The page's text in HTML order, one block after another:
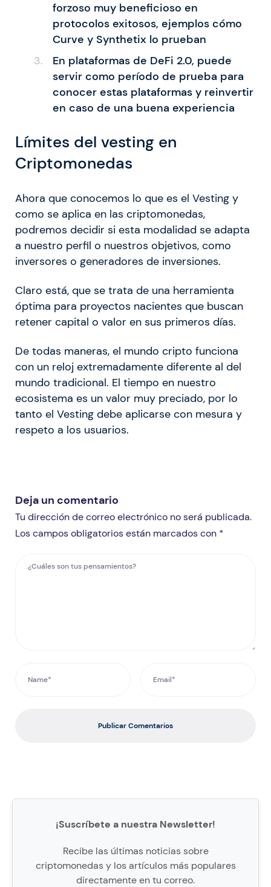
forzoso muy beneficioso en
protocolos exitosos, ejemplos cómo
Curve y Synthetix lo prueban
En plataformas de DeFi 2.0, puede
servir como período de prueba para
conocer estas plataformas y reinvertir
en caso de una buena experiencia
Límites del vesting en
Criptomonedas
Ahora que conocemos lo que es el Vesting y
como se aplica en las criptomonedas,
podremos decidir si esta modalidad se adapta
a nuestro perfil o nuestros objetivos, como
inversores o generadores de inversiones.
Claro está, que se trata de una herramienta
óptima para proyectos nacientes que buscan
retener capital o valor en sus primeros días.
De todas maneras, el mundo cripto funciona
con un reloj extremadamente diferente al del
mundo tradicional. El tiempo en nuestro
ecosistema es un valor muy preciado, por lo
tanto el Vesting debe aplicarse con mesura y
respeto a los usuarios.
Deja un comentario
Tu dirección de correo electrónico no será publicada.
Los campos obligatorios están marcados con *
Publicar Comentarios
¡Suscríbete a nuestra Newsletter!
Recibe las últimas noticias sobre
criptomonedas y los artículos más populares
directamente en tu correo.